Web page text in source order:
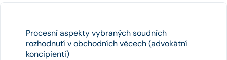
Procesní aspekty vybraných soudních
rozhodnutí v obchodních věcech (advokátní
koncipienti)